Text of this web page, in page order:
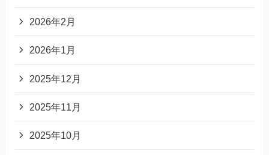
2026年2月
2026年1月
2025年12月
2025年11月
2025年10月